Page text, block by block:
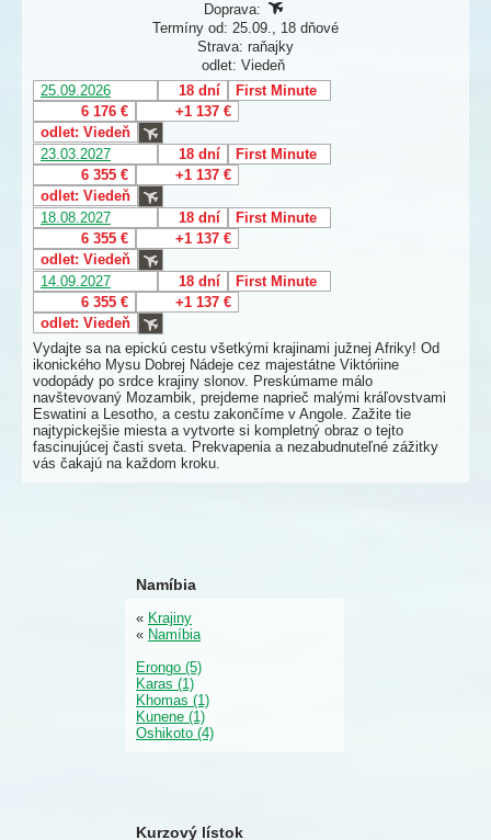
Doprava:
Termíny od: 25.09., 18 dňové
Strava: raňajky
odlet: Viedeň
25.09.2026
18 dní
First Minute
6 176 €
+1 137 €
odlet: Viedeň
23.03.2027
18 dní
First Minute
6 355 €
+1 137 €
odlet: Viedeň
18.08.2027
18 dní
First Minute
6 355 €
+1 137 €
odlet: Viedeň
14.09.2027
18 dní
First Minute
6 355 €
+1 137 €
odlet: Viedeň
Vydajte sa na epickú cestu všetkými krajinami južnej Afriky! Od
ikonického Mysu Dobrej Nádeje cez majestátne Viktóriine
vodopády po srdce krajiny slonov. Preskúmame málo
navštevovaný Mozambik, prejdeme naprieč malými kráľovstvami
Eswatini a Lesotho, a cestu zakončíme v Angole. Zažite tie
najtypickejšie miesta a vytvorte si kompletný obraz o tejto
fascinujúcej časti sveta. Prekvapenia a nezabudnuteľné zážitky
vás čakajú na každom kroku.
Namíbia
« Krajiny
« Namíbia
Erongo (5)
Karas (1)
Khomas (1)
Kunene (1)
Oshikoto (4)
Kurzový lístok